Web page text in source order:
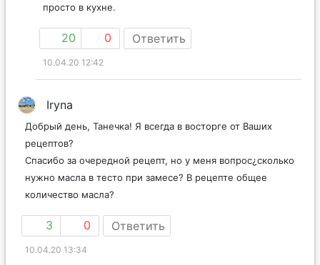
просто в кухне.
20 0 Ответить
10.04.20 12:42
Iryna
Добрый день, Танечка! Я всегда в восторге от Ваших
рецептов?
Спасибо за очередной рецепт, но у меня вопрос¿сколько
нужно масла в тесто при замесе? В рецепте общее
количество масла?
3 0 Ответить
10.04.20 13:34